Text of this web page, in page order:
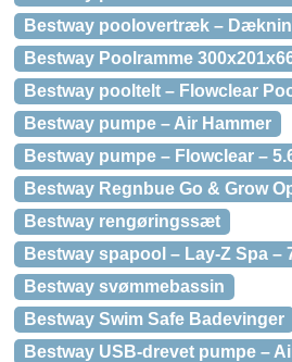
Bestway poolovertræk –
Bestway Poolramme
Bestway pooltelt – Flowclear
Bestway pumpe – Air Hammer
Bestway pumpe – Flowclear –
Bestway Regnbue Go & Grow
Bestway rengøringssæt
Bestway spapool – Lay-Z Spa –
Bestway svømmebassin
Bestway Swim Safe Badevinger
Bestway USB-drevet pumpe –